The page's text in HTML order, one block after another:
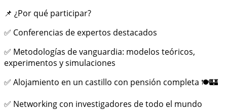
📌 ¿Por qué participar?
✅ Conferencias de expertos destacados
✅ Metodologías de vanguardia: modelos teóricos,
experimentos y simulaciones
✅ Alojamiento en un castillo con pensión completa 🍽️🏰
✅ Networking con investigadores de todo el mundo